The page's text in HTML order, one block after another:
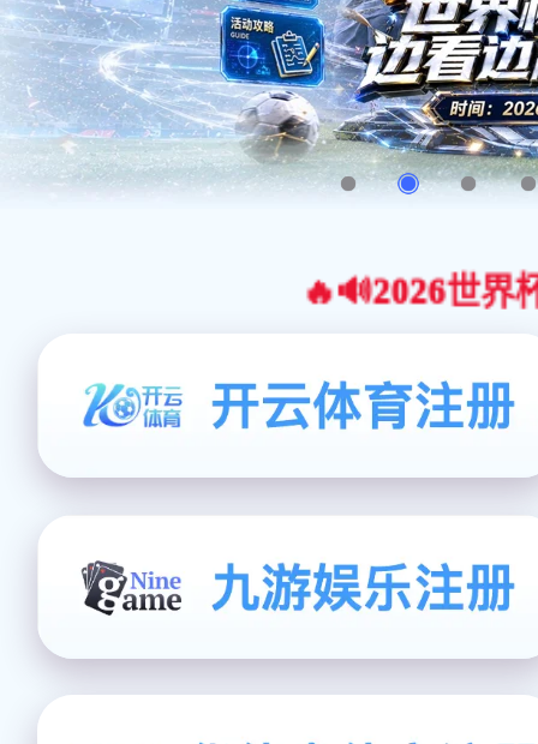
🔥🔊2026世界杯官网